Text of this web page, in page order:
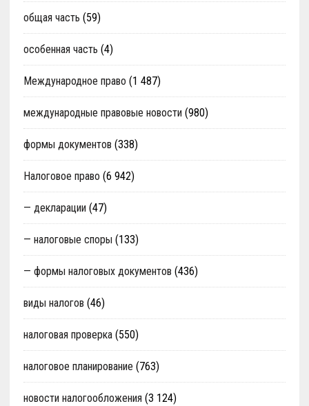
общая часть (59)
особенная часть (4)
Международное право (1 487)
международные правовые новости (980)
формы документов (338)
Налоговое право (6 942)
— декларации (47)
— налоговые споры (133)
— формы налоговых документов (436)
виды налогов (46)
налоговая проверка(550)
налоговое планирование (763)
новости налогообложения (3 124)